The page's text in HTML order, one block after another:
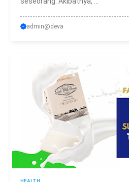
admin@deva